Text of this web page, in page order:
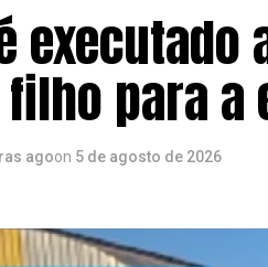
para a
agoon 5 de agosto de 2026